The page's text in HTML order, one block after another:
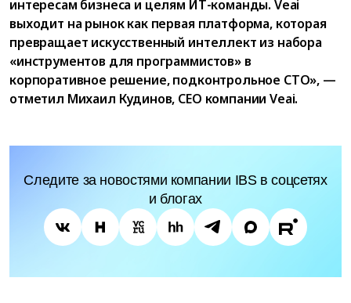
интересам бизнеса и целям ИТ-команды. Veai
выходит на рынок как первая платформа, которая
превращает искусственный интеллект из набора
«инструментов для программистов» в
корпоративное решение, подконтрольное СТО», —
отметил Михаил Кудинов, СЕО компании Veai.
Следите за новостями компании IBS в соцсетях
и блогах